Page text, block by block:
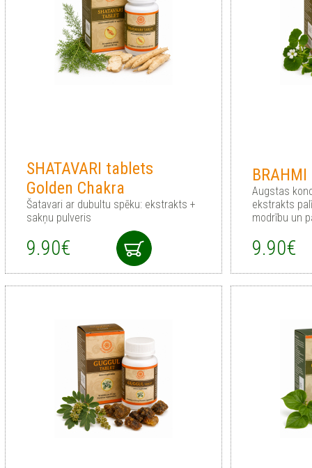
SHATAVARI tablets
Golden Chakra
Šatavari ar dubultu spēku: ekstrakts +
sakņu pulveris
9.90€
Augstas
ekstrakts
modrību un
9.90€